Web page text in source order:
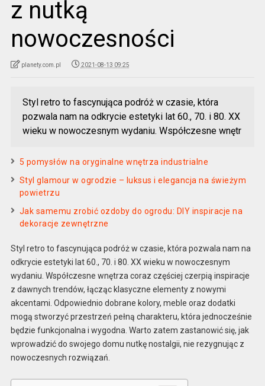
z nutką
nowoczesności
planety.com.pl 2021-08-13 09:25
Styl retro to fascynująca podróż w czasie, która
pozwala nam na odkrycie estetyki lat 60., 70. i 80. XX
wieku w nowoczesnym wydaniu. Współczesne wnętr
5 pomysłów na oryginalne wnętrza industrialne
Styl glamour w ogrodzie – luksus i elegancja na świeżym
powietrzu
Jak samemu zrobić ozdoby do ogrodu: DIY inspiracje na
dekoracje zewnętrzne
Styl retro to fascynująca podróż w czasie, która pozwala nam na
odkrycie estetyki lat 60., 70. i 80. XX wieku w nowoczesnym
wydaniu. Współczesne wnętrza coraz częściej czerpią inspiracje
z dawnych trendów, łącząc klasyczne elementy z nowymi
akcentami. Odpowiednio dobrane kolory, meble oraz dodatki
mogą stworzyć przestrzeń pełną charakteru, która jednocześnie
będzie funkcjonalna i wygodna. Warto zatem zastanowić się, jak
wprowadzić do swojego domu nutkę nostalgii, nie rezygnując z
nowoczesnych rozwiązań.